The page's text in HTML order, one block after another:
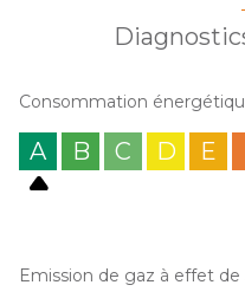
Consommation
A B C D E
Emission de gaz à effet de